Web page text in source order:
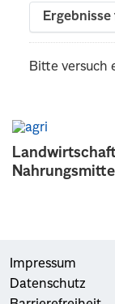
Bitte versuch
Impressum
Datenschutz